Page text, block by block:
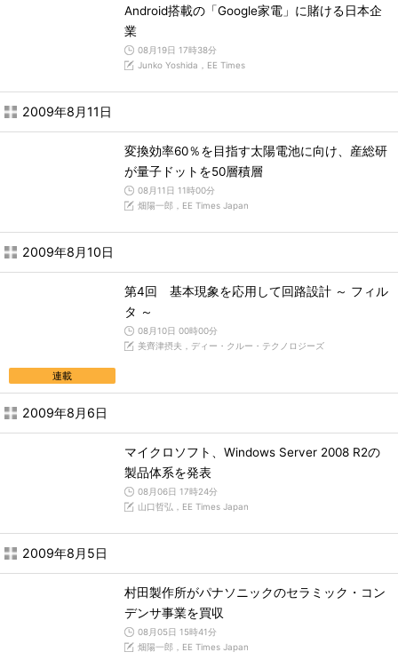
Android搭載の「Google家電」に賭ける日本企
業
08月19日 17時38分
Junko Yoshida，EE Times
2009年8月11日
変換効率60％を目指す太陽電池に向け、産総研
が量子ドットを50層積層
08月11日 11時00分
畑陽一郎，EE Times Japan
2009年8月10日
連載
第4回 基本現象を応用して回路設計 ～ フィル
タ ～
08月10日 00時00分
美齊津摂夫，ディー・クルー・テクノロジーズ
2009年8月6日
マイクロソフト、Windows Server 2008 R2の
製品体系を発表
08月06日 17時24分
山口哲弘，EE Times Japan
2009年8月5日
村田製作所がパナソニックのセラミック・コン
デンサ事業を買収
08月05日 15時41分
畑陽一郎，EE Times Japan